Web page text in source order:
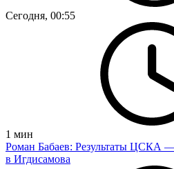
Сегодня, 00:55
1 мин
Роман Бабаев: Результаты ЦСКА
в Игдисамова